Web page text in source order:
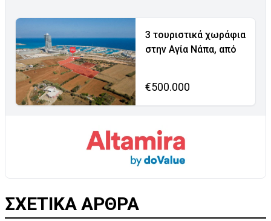
3 τουριστικά χωράφια
στην Αγία Νάπα, από
€500.000
ΣΧΕΤΙΚΑ ΑΡΘΡΑ